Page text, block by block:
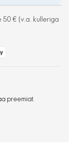
50 € (v.a. kulleriga
preemiat